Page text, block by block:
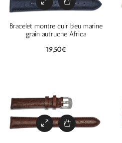
Bracelet montre cuir bleu marine
grain autruche Africa
19,50€